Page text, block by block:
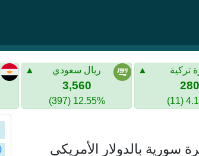
تركية
280
ريال سعودي
3,560
12.55% (397)